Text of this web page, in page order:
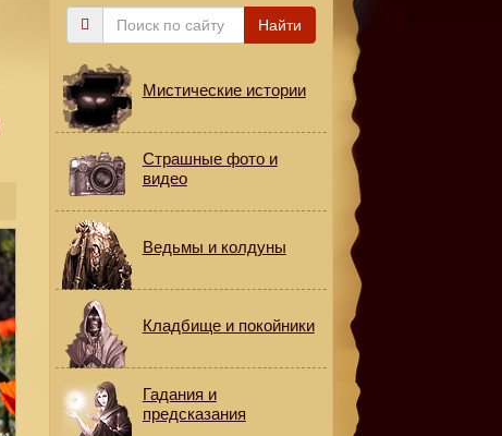
Поиск
Найти
Мистические истории
Страшные фото и
видео
Ведьмы и колдуны
Кладбище и покойники
Гадания и
предсказания